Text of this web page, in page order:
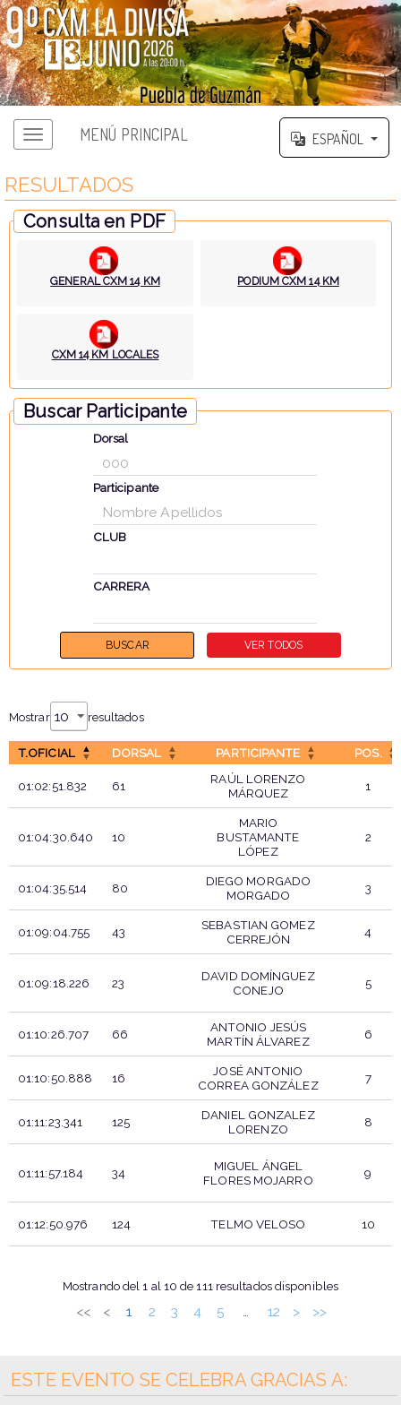
MENÚ PRINCIPAL ESPAÑOL
RESULTADOS
Consulta en PDF
GENERAL CXM 14 KM PODIUM CXM 14 KM
CXM 14 KM LOCALES
Buscar Participante
Dorsal
Participante
CLUB
CARRERA
Mostrar resultados
T.OFICIAL DORSAL PARTICIPANTE POS.
01:02:51.832 61
RAÚL LORENZO
MÁRQUEZ
1
01:04:30.640 10
MARIO
BUSTAMANTE
LÓPEZ
2
01:04:35.514 80
DIEGO MORGADO
MORGADO
3
01:09:04.755 43
SEBASTIAN GOMEZ
CERREJÓN
4
01:09:18.226 23
DAVID DOMÍNGUEZ
CONEJO
5
01:10:26.707 66
ANTONIO JESÚS
MARTÍN ÁLVAREZ
6
01:10:50.888 16
JOSÉ ANTONIO
CORREA GONZÁLEZ
7
01:11:23.341 125
DANIEL GONZALEZ
LORENZO
8
01:11:57.184 34
MIGUEL ÁNGEL
FLORES MOJARRO
9
01:12:50.976 124 TELMO VELOSO 10
Mostrando del 1 al 10 de 111 resultados disponibles
<< < 1 2 3 4 5 … 12 > >>
ESTE EVENTO SE CELEBRA GRACIAS A: